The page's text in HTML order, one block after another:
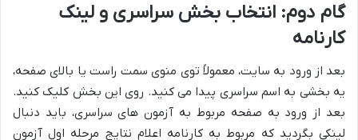
گام دوم: انتخاب بخش سراسری و لینک
کارنامه
بعد از ورود به سایت، معمولاً توی منوی سمت راست یا بالای صفحه،
یه بخشی به اسم سراسری پیدا می کنید. روی این بخش کلیک کنید.
بعد از ورود به صفحه مربوط به آزمون های سراسری، باید دنبال
لینکی بگردید که مربوط به کارنامه اعلام نتایج مرحله اول آزمون